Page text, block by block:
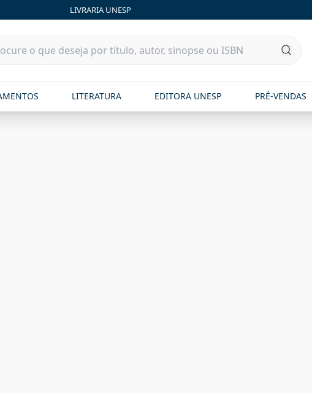
LIVRARIA UNESP
LITERATURA EDITORA UNESP PRÉ-VENDAS